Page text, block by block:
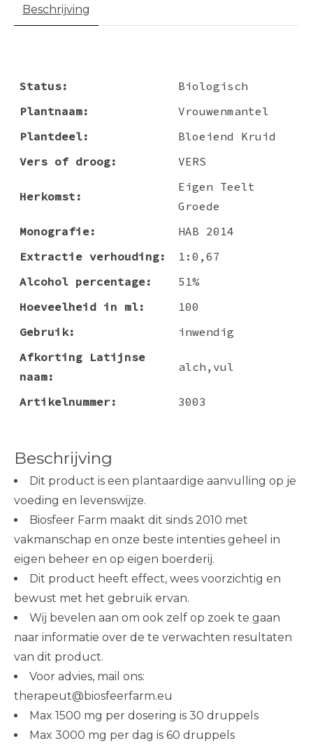
Beschrijving
Status:
Biologisch
Plantnaam:
Vrouwenmantel
Plantdeel:
Bloeiend Kruid
Vers of droog:
VERS
Herkomst:
Eigen Teelt
Groede
Monografie:
HAB 2014
Extractie verhouding:
1:0,67
Alcohol percentage:
51%
Hoeveelheid in ml:
100
Gebruik:
inwendig
Afkorting Latijnse
naam:
alch,vul
Artikelnummer: 3003
Beschrijving
Dit product is een plantaardige aanvulling op je
voeding en levenswijze.
Biosfeer Farm maakt dit sinds 2010 met
vakmanschap en onze beste intenties geheel in
eigen beheer en op eigen boerderij.
Dit product heeft effect, wees voorzichtig en
bewust met het gebruik ervan.
Wij bevelen aan om ook zelf op zoek te gaan
naar informatie over de te verwachten resultaten
van dit product.
Voor advies, mail ons:
therapeut@biosfeerfarm.eu
Max 1500 mg per dosering is 30 druppels
Max 3000 mg per dag is 60 druppels